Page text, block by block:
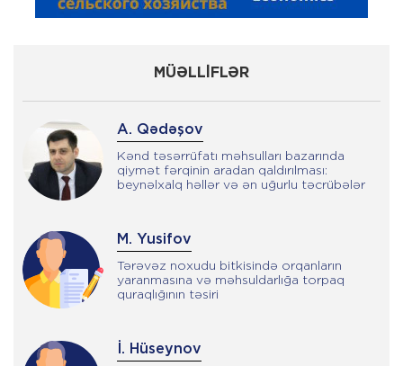
MÜƏLLİFLƏR
A. Qədəşov
Kənd təsərrüfatı məhsulları bazarında
qiymət fərqinin aradan qaldırılması:
beynəlxalq həllər və ən uğurlu təcrübələr
M. Yusifov
Tərəvəz noxudu bitkisində orqanların
yaranmasına və məhsuldarlığa torpaq
quraqlığının təsiri
İ. Hüseynov